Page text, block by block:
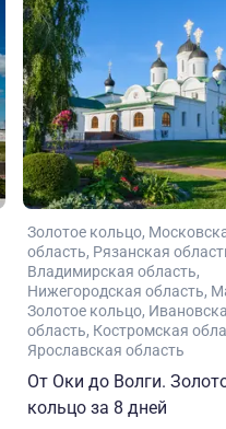
Золотое кольцо
область Рязанская
Владимирская область
Нижегородская область
Золотое кольцо
область Костромская
Ярославская область
От Оки до Волги.
кольцо за 8 дней